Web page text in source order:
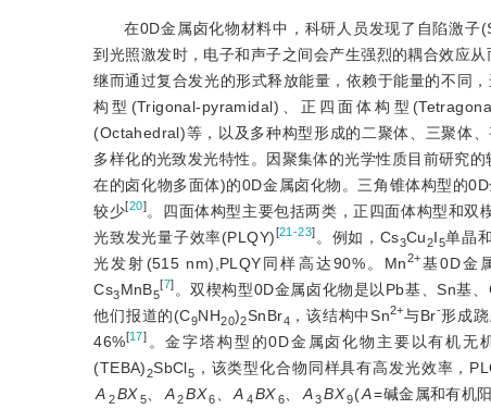
在0D金属卤化物材料中，科研人员发现了自陷激
到光照激发时，电子和声子之间会产生强烈的耦合效应
继而通过复合发光的形式释放能量，依赖于能量的不同
构型(Trigonal-pyramidal)、正四面体构型
(Octahedral)等，以及多种构型形成的二聚体、三聚体
多样化的光致发光特性。因聚集体的光学性质目前研究
在的卤化物多面体)的0D金属卤化物。三角锥体构型的
较少[20] 。四面体构型主要包括两类，正四面体构型和
光致发光量子效率(PLQY) [21-23] 。例如，Cs3Cu2I5单晶
光发射(515 nm),PLQY同样高达90%。Mn2+基0D金
Cs3MnB5
[7] 。双楔构型0D金属卤化物是以Pb基、Sn基
他们报道的(C9NH20)2SnBr4 ，该结构中Sn2+与Br-形成
46%[17] 。金字塔构型的0D金属卤化物主要以有机无
(TEBA)2SbCl5 ，该类型化合物同样具有高发光效率，
A 2BX5 A2 BX6 A 4BX6 A3BX9(A=碱金属和有机